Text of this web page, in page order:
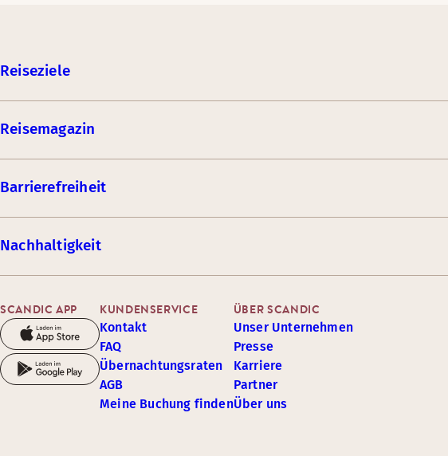
Reiseziele
Reisemagazin
Barrierefreiheit
Nachhaltigkeit
SCANDIC APP KUNDENSERVICE
Kontakt
FAQ
Übernachtungsraten
AGB
Meine Buchung finden
ÜBER SCANDIC
Unser Unternehmen
Presse
Karriere
Partner
Über uns